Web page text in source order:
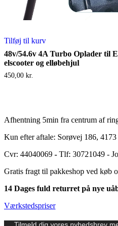
Tilføj til kurv
48v/54.6v 4A Turbo Oplader til
elscooter og elløbehjul
450,00 kr.
Afhentning 5min fra centrum af
Kun efter aftale: Sorøvej 186, 4173
Cvr: 44040069 - Tlf: 30721049 -
Gratis fragt til pakkeshop ved køb
14 Dages fuld returret på nye
Værkstedspriser